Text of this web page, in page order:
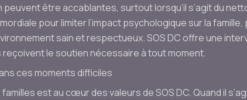
être accablantes, surtout lorsqu’il s’agit du
pour limiter l’impact psychologique sur la
sain et respectueux. SOS DC offre une
reçoivent le soutien nécessaire à tout moment.
ces moments difficiles
est au cœur des valeurs de SOS DC. Quand il